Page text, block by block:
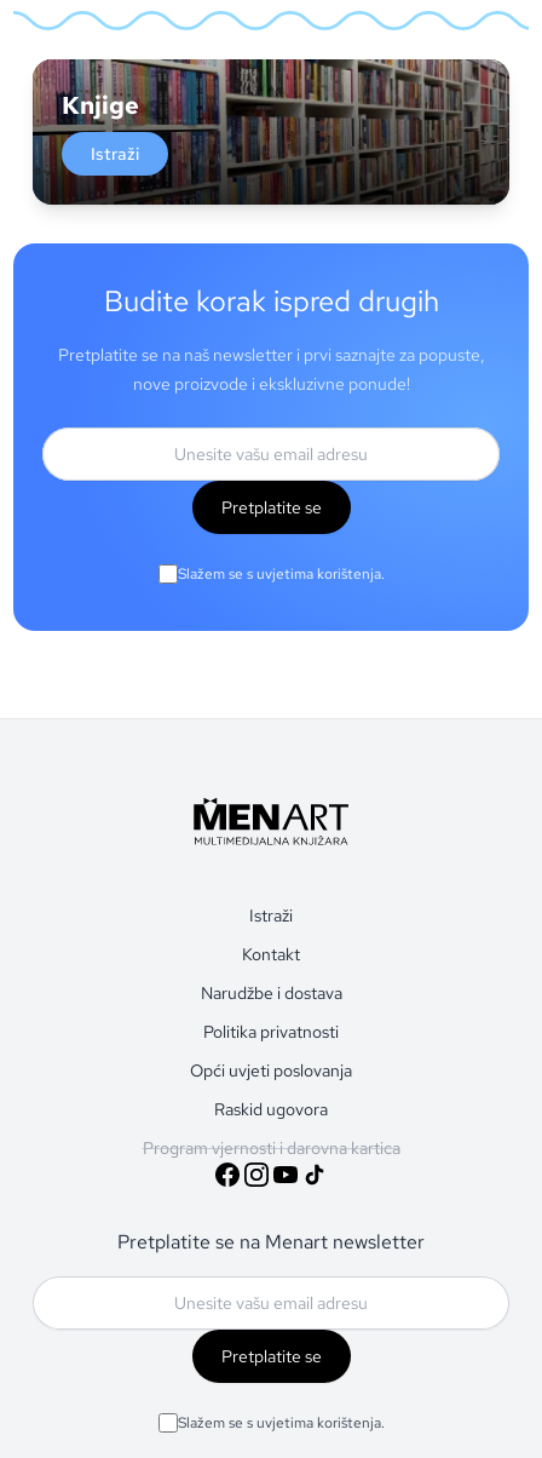
Knjige
Istraži
Budite korak ispred drugih
Pretplatite se na naš newsletter i prvi saznajte za popuste,
nove proizvode i ekskluzivne ponude!
Pretplatite se
Slažem se s uvjetima korištenja.
Istraži
Kontakt
Narudžbe i dostava
Politika privatnosti
Opći uvjeti poslovanja
Raskid ugovora
Program vjernosti i darovna kartica
Pretplatite se na Menart newsletter
Pretplatite se
Slažem se s uvjetima korištenja.